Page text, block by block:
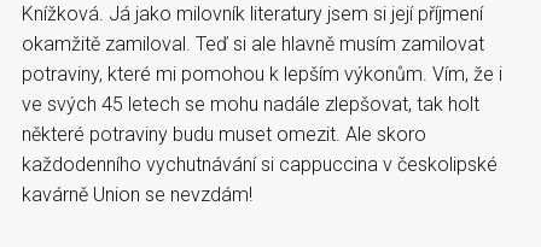
Knížková. Já jako milovník literatury jsem si její příjmení
okamžitě zamiloval. Teď si ale hlavně musím zamilovat
potraviny, které mi pomohou k lepším výkonům. Vím, že i
ve svých 45 letech se mohu nadále zlepšovat, tak holt
některé potraviny budu muset omezit. Ale skoro
každodenního vychutnávání si cappuccina v českolipské
kavárně Union se nevzdám!